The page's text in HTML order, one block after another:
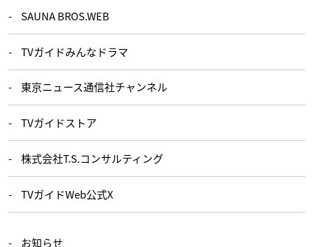
SAUNA BROS.WEB
TVガイドみんなドラマ
東京ニュース通信社チャンネル
TVガイドストア
株式会社T.S.コンサルティング
TVガイドWeb公式X
お知らせ